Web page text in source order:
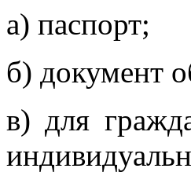
а) паспорт;
б) документ
в) для